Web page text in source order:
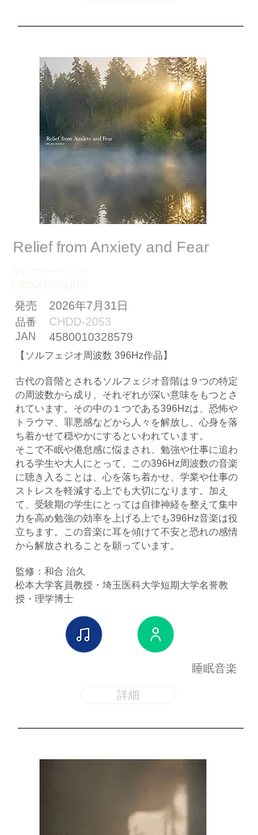
Relief from Anxiety and Fear
​発売 2026年7月31日
品番 CHDD-2053
JAN 4580010328579
【ソルフェジオ周波数 396Hz作品】
古代の音階とされるソルフェジオ音階は９つの特定
の周波数から成り、それぞれが深い意味をもつとさ
れています。その中の１つである396Hzは、恐怖や
トラウマ、罪悪感などから人々を解放し、心身を落
ち着かせて穏やかにするといわれています。
そこで不眠や倦怠感に悩まされ、勉強や仕事に追わ
れる学生や大人にとって、この396Hz周波数の音楽
に聴き入ることは、心を落ち着かせ、学業や仕事の
ストレスを軽減する上でも大切になります。加え
て、受験期の学生にとっては自律神経を整えて集中
力を高め勉強の効率を上げる上でも396Hz音楽は役
立ちます。この音楽に耳を傾けて不安と恐れの感情
から解放されることを願っています。
監修：和合 治久
松本大学客員教授・埼玉医科大学短期大学名誉教
授・理学博士
睡眠音楽
詳細